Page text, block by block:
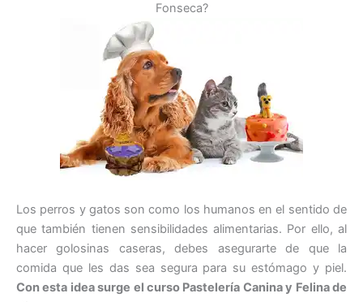
Fonseca?
Los perros y gatos son como los humanos en el sentido de
que también tienen sensibilidades alimentarias. Por ello, al
hacer golosinas caseras, debes asegurarte de que la
comida que les das sea segura para su estómago y piel.
Con esta idea surge el curso Pastelería Canina y Felina de